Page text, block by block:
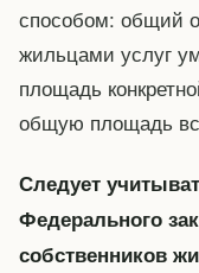
способом: общий
жильцами услуг
площадь
общую площадь
Следует
Федерального
собственников